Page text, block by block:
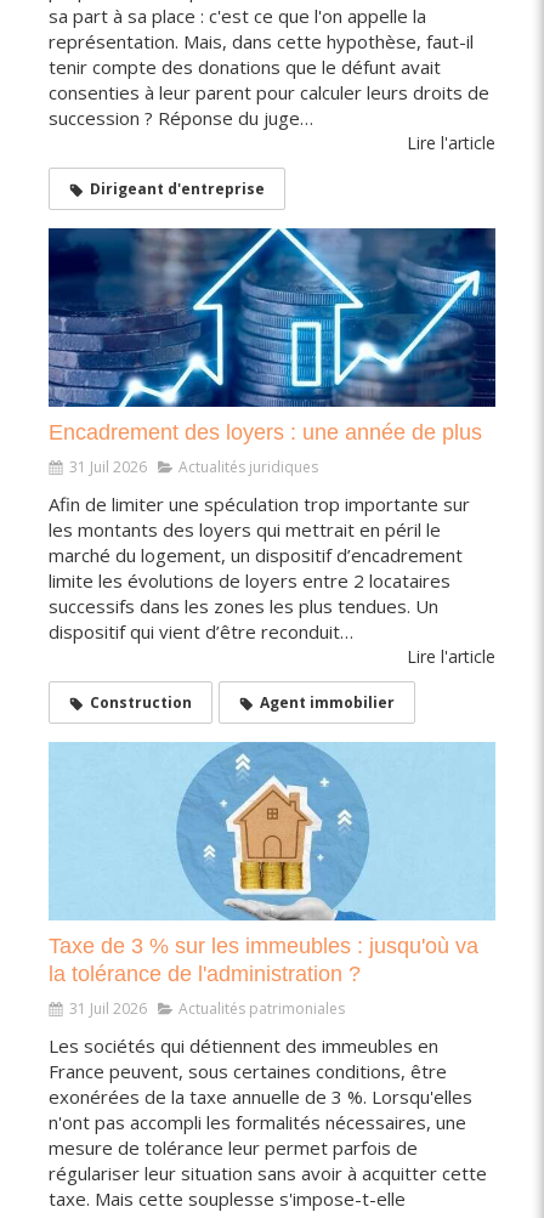
sa part à sa place : c'est ce que l'on appelle la
représentation. Mais, dans cette hypothèse, faut-il
tenir compte des donations que le défunt avait
consenties à leur parent pour calculer leurs droits de
succession ? Réponse du juge…
Lire l'article
Dirigeant d'entreprise
Encadrement des loyers : une année de plus
31 Juil 2026 Actualités juridiques
Afin de limiter une spéculation trop importante sur
les montants des loyers qui mettrait en péril le
marché du logement, un dispositif d’encadrement
limite les évolutions de loyers entre 2 locataires
successifs dans les zones les plus tendues. Un
dispositif qui vient d’être reconduit…
Lire l'article
Construction Agent immobilier
Taxe de 3 % sur les immeubles : jusqu'où va
la tolérance de l'administration ?
31 Juil 2026 Actualités patrimoniales
Les sociétés qui détiennent des immeubles en
France peuvent, sous certaines conditions, être
exonérées de la taxe annuelle de 3 %. Lorsqu'elles
n'ont pas accompli les formalités nécessaires, une
mesure de tolérance leur permet parfois de
régulariser leur situation sans avoir à acquitter cette
taxe. Mais cette souplesse s'impose-t-elle